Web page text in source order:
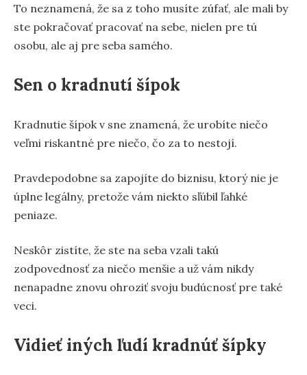
To neznamená, že sa z toho musíte zúfať, ale mali by
ste pokračovať pracovať na sebe, nielen pre tú
osobu, ale aj pre seba samého.
Sen o kradnutí šípok
Kradnutie šípok v sne znamená, že urobíte niečo
veľmi riskantné pre niečo, čo za to nestojí.
Pravdepodobne sa zapojíte do biznisu, ktorý nie je
úplne legálny, pretože vám niekto sľúbil ľahké
peniaze.
Neskôr zistíte, že ste na seba vzali takú
zodpovednosť za niečo menšie a už vám nikdy
nenapadne znovu ohroziť svoju budúcnosť pre také
veci.
Vidieť iných ľudí kradnúť šípky